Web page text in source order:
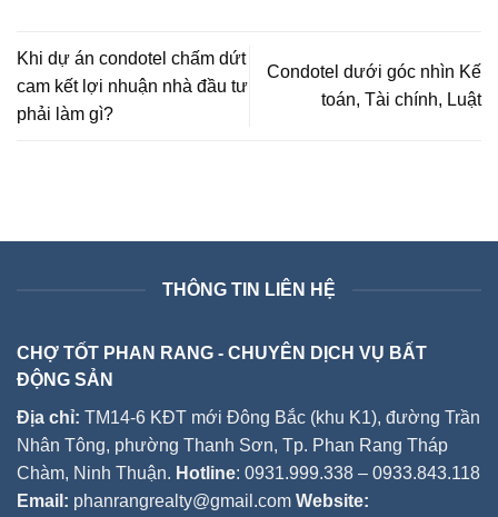
Khi dự án condotel chấm dứt
cam kết lợi nhuận nhà đầu tư
phải làm gì?
Condotel dưới góc nhìn Kế
toán, Tài chính, Luật
THÔNG TIN LIÊN HỆ
CHỢ TỐT PHAN RANG - CHUYÊN DỊCH VỤ BẤT
ĐỘNG SẢN
Địa chỉ: TM14-6 KĐT mới Đông Bắc (khu K1), đường Trần
Nhân Tông, phường Thanh Sơn, Tp. Phan Rang Tháp
Chàm, Ninh Thuận. Hotline: 0931.999.338 – 0933.843.118
Email: phanrangrealty@gmail.com Website: